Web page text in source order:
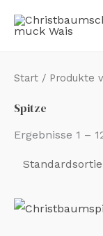
Inhalt
Start / Produkte
Spitze
Ergebnisse 1 –